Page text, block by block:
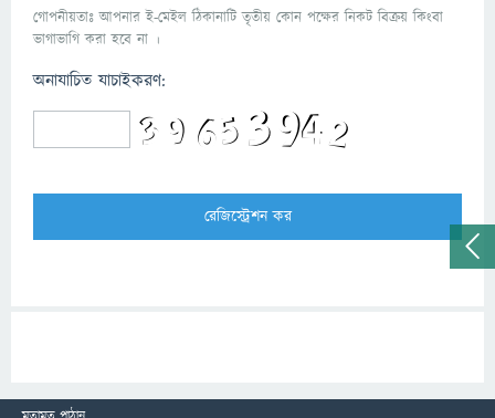
গোপনীয়তাঃ আপনার ই-মেইল ঠিকানাটি তৃতীয় কোন পক্ষের নিকট বিক্রয় কিংবা
ভাগাভাগি করা হবে না ।
অনাযাচিত যাচাইকরণ: